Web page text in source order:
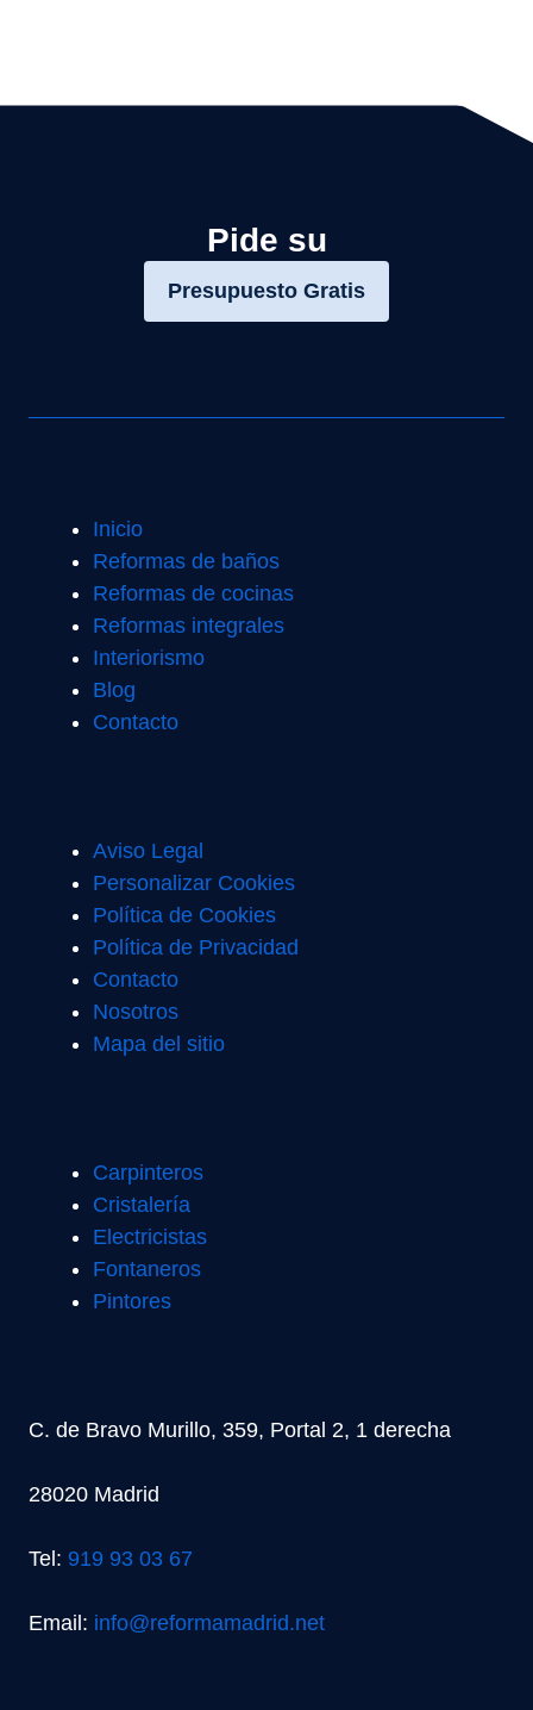
Pide su
Presupuesto Gratis
Inicio
Reformas de baños
Reformas de cocinas
Reformas integrales
Interiorismo
Blog
Contacto
Aviso Legal
Personalizar Cookies
Política de Cookies
Política de Privacidad
Contacto
Nosotros
Mapa del sitio
Carpinteros
Cristalería
Electricistas
Fontaneros
Pintores
C. de Bravo Murillo, 359, Portal 2, 1 derecha
28020 Madrid
Tel: 919 93 03 67
Email: info@reformamadrid.net